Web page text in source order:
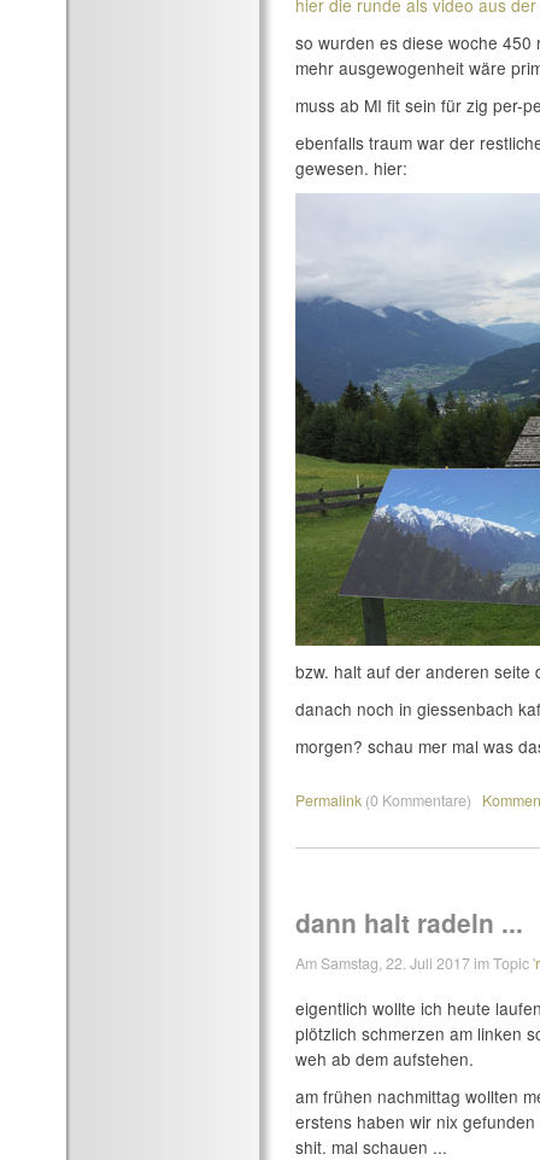
hier die runde als video aus
so wurden es diese woche
mehr ausgewogenheit wäre
muss ab MI fit sein für zig per-
ebenfalls traum war der
gewesen. hier:
bzw. halt auf der anderen seite
danach noch in giessenbach
morgen? schau mer mal was
Permalink (0 Kommentare)
dann halt radeln ...
Am Samstag, 22. Juli 2017 im Topic '
eigentlich wollte ich heute
plötzlich schmerzen am linken
weh ab dem aufstehen.
am frühen nachmittag wollten
erstens haben wir nix
shit. mal schauen ...